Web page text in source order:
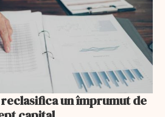
reclasifica un împrumut de